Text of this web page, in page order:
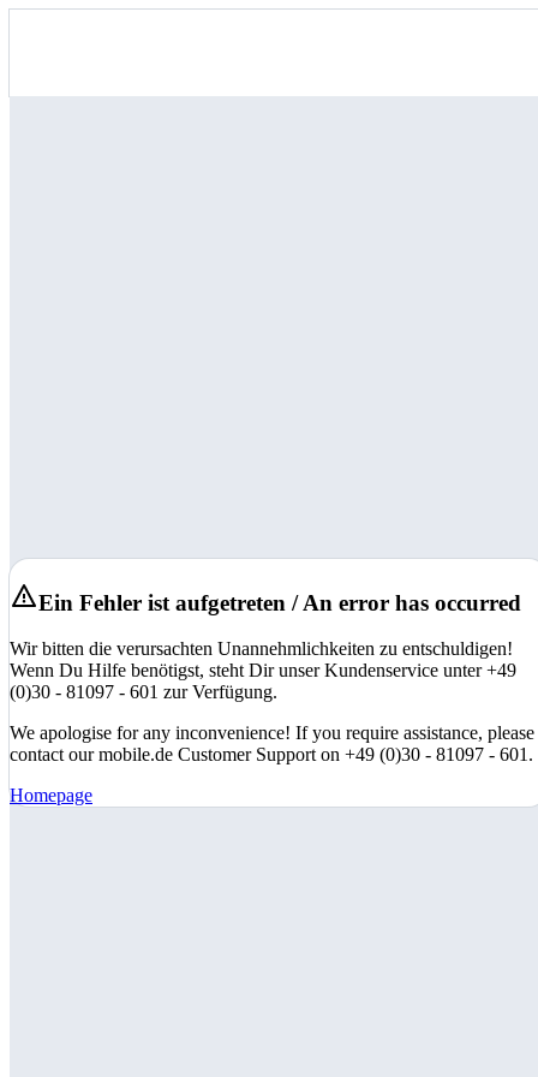
Ein Fehler ist aufgetreten / An error has occurred
Wir bitten die verursachten Unannehmlichkeiten zu entschuldigen!
Wenn Du Hilfe benötigst, steht Dir unser Kundenservice unter +49
(0)30 - 81097 - 601 zur Verfügung.
We apologise for any inconvenience! If you require assistance, please
contact our mobile.de Customer Support on +49 (0)30 - 81097 - 601.
Homepage